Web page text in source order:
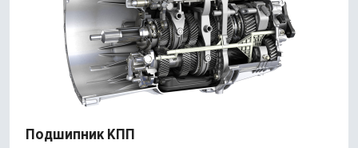
Подшипник КПП